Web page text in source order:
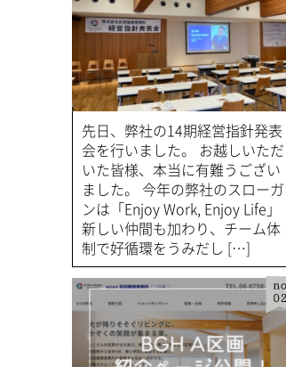
先日、弊社の14期経営指針発表
会を行いました。 お越しいただ
いた皆様、本当に有難うござい
ました。 今年の弊社のスローガ
ンは「Enjoy Work, Enjoy Life」
新しい仲間も加わり、チーム体
制で好循環をうみだし […]
No.2